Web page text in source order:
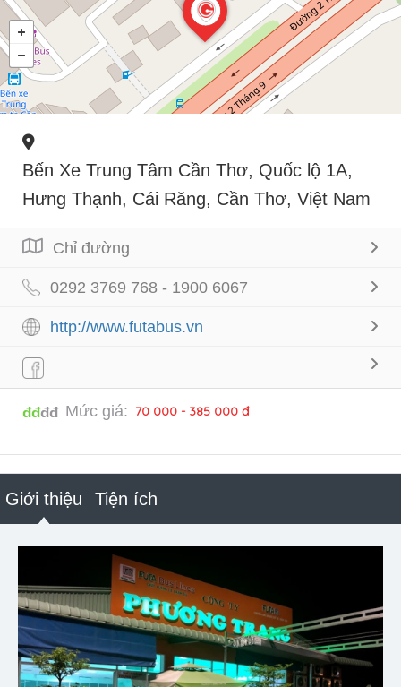
Bến Xe Trung Tâm Cần Thơ, Quốc lộ 1A,
Hưng Thạnh, Cái Răng, Cần Thơ, Việt Nam
Chỉ đường
0292 3769 768 - 1900 6067
http://www.futabus.vn
đđđđ Mức giá: 70 000 - 385 000 đ
Giới thiệu Tiện ích